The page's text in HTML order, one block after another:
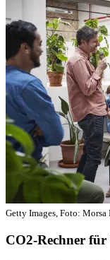
Getty Images, Foto: Morsa
CO2-Rechner